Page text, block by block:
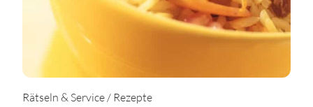
Rätseln & Service / Rezepte